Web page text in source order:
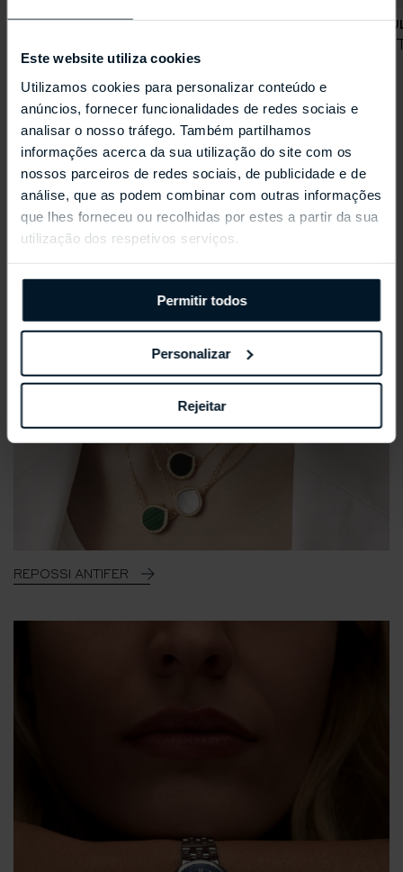
Este website utiliza cookies
Utilizamos cookies para personalizar conteúdo e
anúncios, fornecer funcionalidades de redes sociais e
analisar o nosso tráfego. Também partilhamos
informações acerca da sua utilização do site com os
nossos parceiros de redes sociais, de publicidade e de
análise, que as podem combinar com outras informações
que lhes forneceu ou recolhidas por estes a partir da sua
utilização dos respetivos serviços.
Permitir todos
Personalizar
Rejeitar
JAEGER-LECOULTRE JAEGER-
Master Ultra
Coleções Selecionadas
REPOSSI ANTIFER